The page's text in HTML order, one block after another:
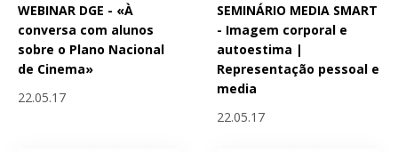
WEBINAR DGE - «À
conversa com alunos
sobre o Plano Nacional
de Cinema»
22.05.17
SEMINÁRIO MEDIA SMART
- Imagem corporal e
autoestima |
Representação pessoal e
media
22.05.17